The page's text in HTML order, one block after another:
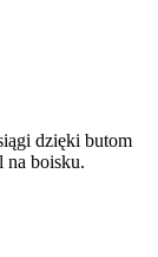
dzięki butom
na boisku.